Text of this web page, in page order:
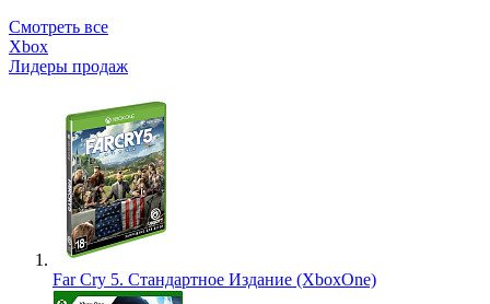
Смотреть все
Xbox
Лидеры продаж
Far Cry 5. Стандартное Издание (XboxOne)